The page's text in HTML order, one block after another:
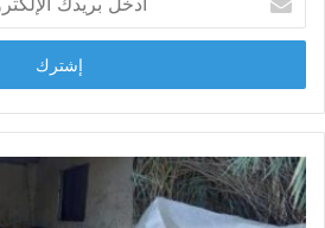
ب
خ
ب
ر
د
ك
ا